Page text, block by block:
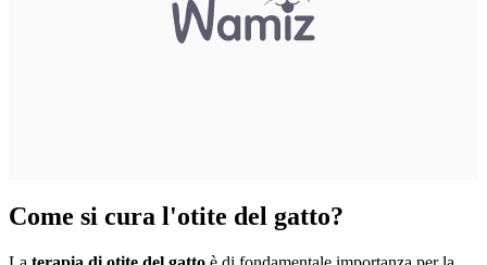
Come si cura l'otite del gatto?